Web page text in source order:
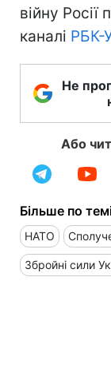
війну Росії
каналі РБК-
Не
Або
Більше по
НАТО
Збройні сили